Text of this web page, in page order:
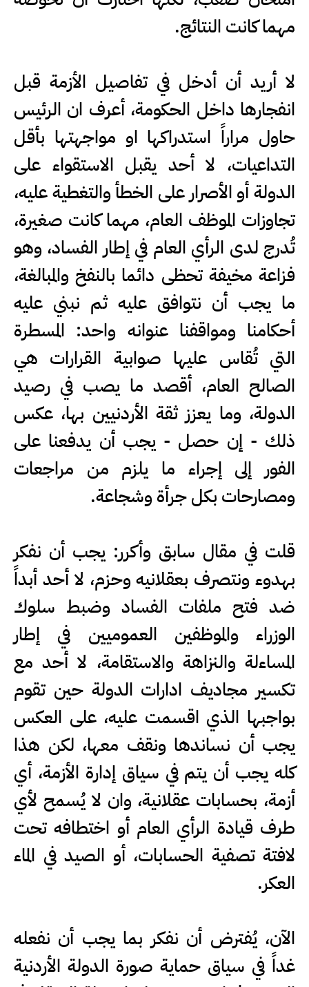
مهما كانت النتائج.
‏لا أريد أن أدخل في تفاصيل الأزمة قبل
انفجارها داخل الحكومة، أعرف ان الرئيس
حاول مراراً استدراكها او مواجهتها بأقل
التداعيات، لا أحد يقبل الاستقواء على
الدولة أو الأصرار على الخطأ والتغطية عليه،
تجاوزات الموظف العام، مهما كانت صغيرة،
تُدرج لدى الرأي العام في إطار الفساد، وهو
فزاعة مخيفة تحظى دائما بالنفخ والمبالغة،
ما يجب أن نتوافق عليه ثم نبني عليه
أحكامنا ومواقفنا عنوانه واحد: المسطرة
التي تُقاس عليها صوابية القرارات هي
الصالح العام، أقصد ما يصب في رصيد
الدولة، وما يعزز ثقة الأردنيين بها، عكس
ذلك - إن حصل - يجب أن يدفعنا على
الفور إلى إجراء ما يلزم من مراجعات
ومصارحات بكل جرأة وشجاعة.
‏قلت في مقال سابق وأكرر: يجب أن نفكر
بهدوء ونتصرف بعقلانيه وحزم، لا أحد أبداً
ضد فتح ملفات الفساد وضبط سلوك
الوزراء والموظفين العموميين في إطار
المساءلة والنزاهة والاستقامة، لا أحد مع
تكسير مجاديف ادارات الدولة حين تقوم
بواجبها الذي اقسمت عليه، على العكس
يجب أن نساندها ونقف معها، لكن هذا
كله يجب أن يتم في سياق إدارة الأزمة، أي
أزمة، بحسابات عقلانية، وان لا يُسمح لأي
طرف قيادة الرأي العام أو اختطافه تحت
لافتة تصفية الحسابات، أو الصيد في الماء
العكر.
‏الآن، يُفترض أن نفكر بما يجب أن نفعله
غداً في سياق حماية صورة الدولة الأردنية